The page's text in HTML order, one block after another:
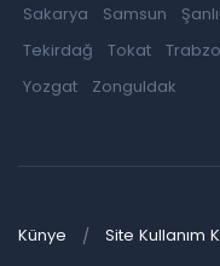
Sakarya
Samsun
Tekirdağ
Tokat
Yozgat
Zonguldak
Künye Site Kullanım